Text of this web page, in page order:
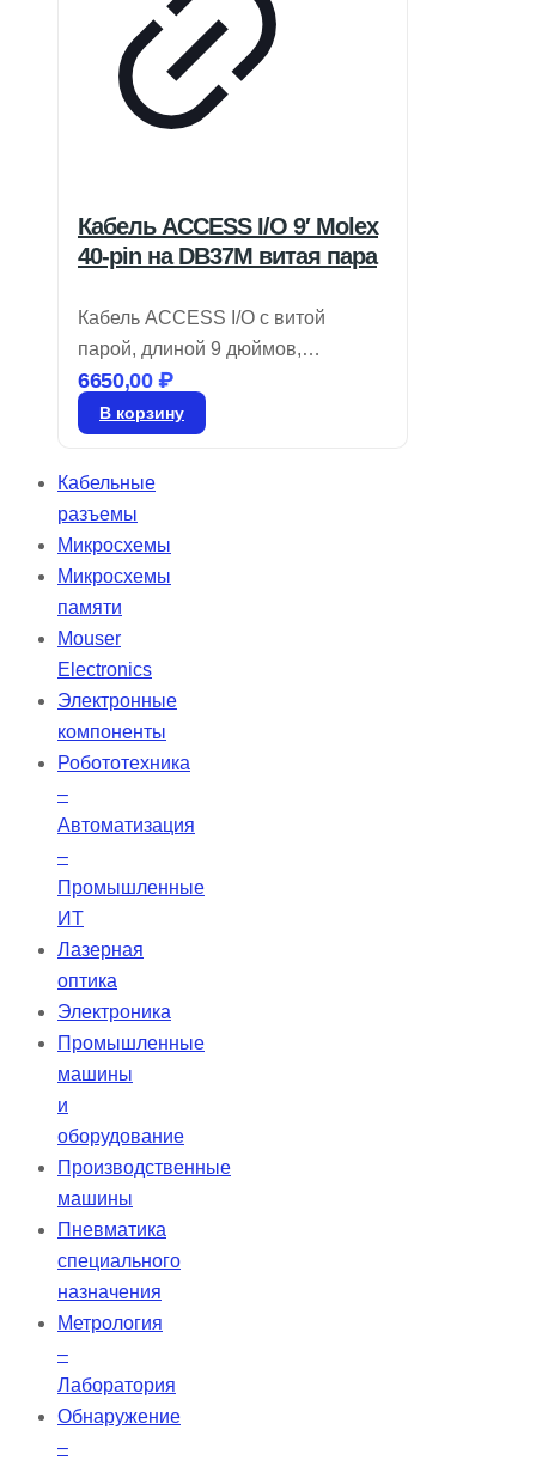
Кабель ACCESS I/O 9′ Molex
40-pin на DB37M витая пара
Кабель ACCESS I/O с витой
парой, длиной 9 дюймов,
переходник Molex 40-pin на
DB37M. Артикул: CAB-M.2-ADIO.
6650,00₽
В корзину
Кабельные
разъемы
Микросхемы
Микросхемы
памяти
Mouser
Electronics
Электронные
компоненты
Робототехника
–
Автоматизация
–
Промышленные
ИТ
Лазерная
оптика
Электроника
Промышленные
машины
и
оборудование
Производственные
машины
Пневматика
специального
назначения
Метрология
–
Лаборатория
Обнаружение
–